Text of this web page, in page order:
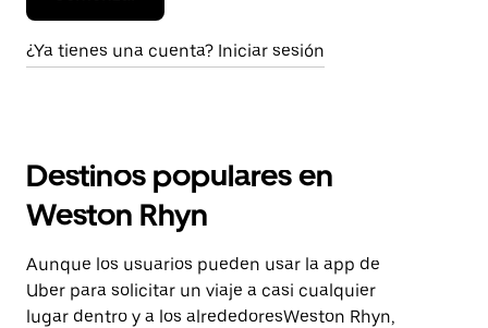
¿Ya tienes una cuenta? Iniciar sesión
Destinos populares en
Weston Rhyn
Aunque los usuarios pueden usar la app de
Uber para solicitar un viaje a casi cualquier
lugar dentro y a los alrededoresWeston Rhyn,